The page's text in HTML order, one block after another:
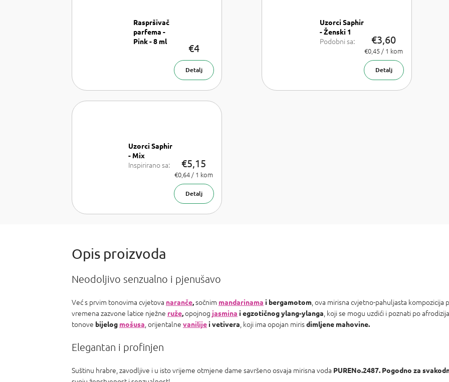
Raspršivač
parfema -
Pink - 8 ml
€4
Detalj
Uzorci Saphir
- Ženski 1
Podobni sa:
Armani Acqua
€3,60
Izmjeri
cijenu:
€0,45 / 1 kom
Detalj
Uzorci Saphir
- Mix
Inspirirano sa:
Mademoiselle,
Baccarat R.
540 a Armani
€5,15
Izmjeri
cijenu:
€0,64 / 1 kom
Detalj
Neodoljivo senzualno i pjenušavo
Već s prvim tonovima cvjetova naranče,sočnim mandarinama i bergamotom, ova mirisna cvjetno-pahuljasta kompozicija
vremena zazvone latice nježne ruže,opojnog jasmina i egzotičnog ylang-ylanga, koji se mogu uzdići i poznati po
tonove bijelog mošusa, orijentalne vanilije i vetivera, koji ima opojan mirisdimljene mahovine.
Elegantan i profinjen
Suštinu hrabre, zavodljive i u isto vrijeme otmjene dame savršeno osvaja mirisna voda PURENo.2487. Pogodno za